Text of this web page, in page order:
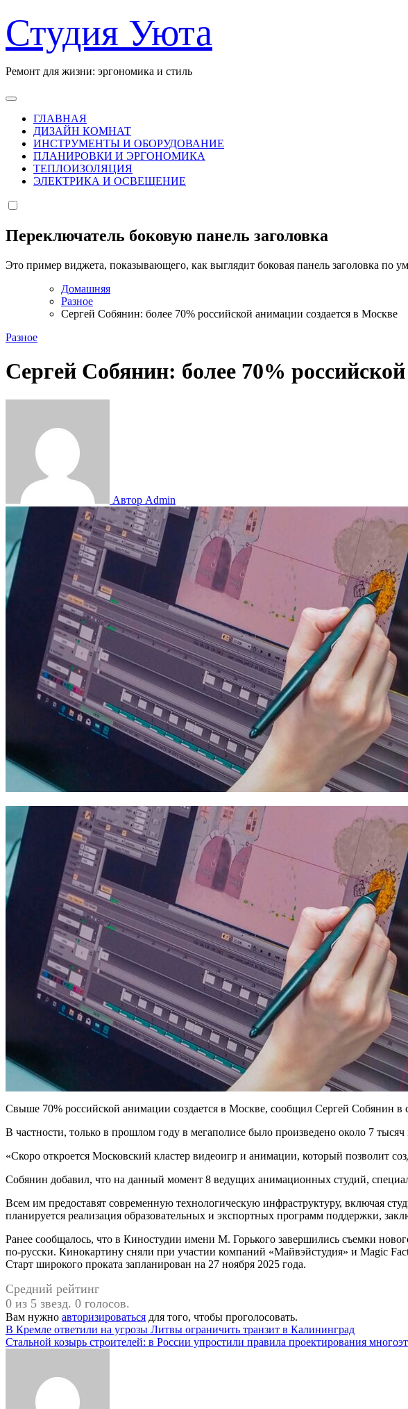
к
содержанию
Студия Уюта
Ремонт для жизни: эргономика и стиль
ГЛАВНАЯ
ДИЗАЙН КОМНАТ
ИНСТРУМЕНТЫ И ОБОРУДОВАНИЕ
ПЛАНИРОВКИ И ЭРГОНОМИКА
ТЕПЛОИЗОЛЯЦИЯ
ЭЛЕКТРИКА И ОСВЕЩЕНИЕ
Переключатель боковую панель заголовка
Это пример виджета, показывающего, как выглядит боковая панель заголовка по
Домашняя
Разное
Сергей Собянин: более 70% российской анимации создается в Москве
Разное
Сергей Собянин: более 70%
Автор Admin
Свыше 70% российской анимации создается в Москве, сообщил Сергей Собянин
В частности, только в прошлом году в мегаполисе было произведено около 7
«Скоро откроется Московский кластер видеоигр и анимации, который позволит
Собянин добавил, что на данный момент 8 ведущих анимационных студий,
Всем им предоставят современную технологическую инфраструктуру, включая
планируется реализация образовательных и экспортных программ поддержки,
Ранее сообщалось, что в Киностудии имени М. Горького завершились съемки
по-русски. Кинокартину сняли при участии компаний «Майвэйстудия» и Magic
Старт широкого проката запланирован на 27 ноября 2025 года.
Средний рейтинг
0 из 5 звезд. 0 голосов.
Вам нужно авторизироваться для того, чтобы проголосовать.
Навигация
по
В Кремле ответили на угрозы Литвы ограничить транзит в Калининград
Стальной козырь строителей: в России упростили правила проектирования